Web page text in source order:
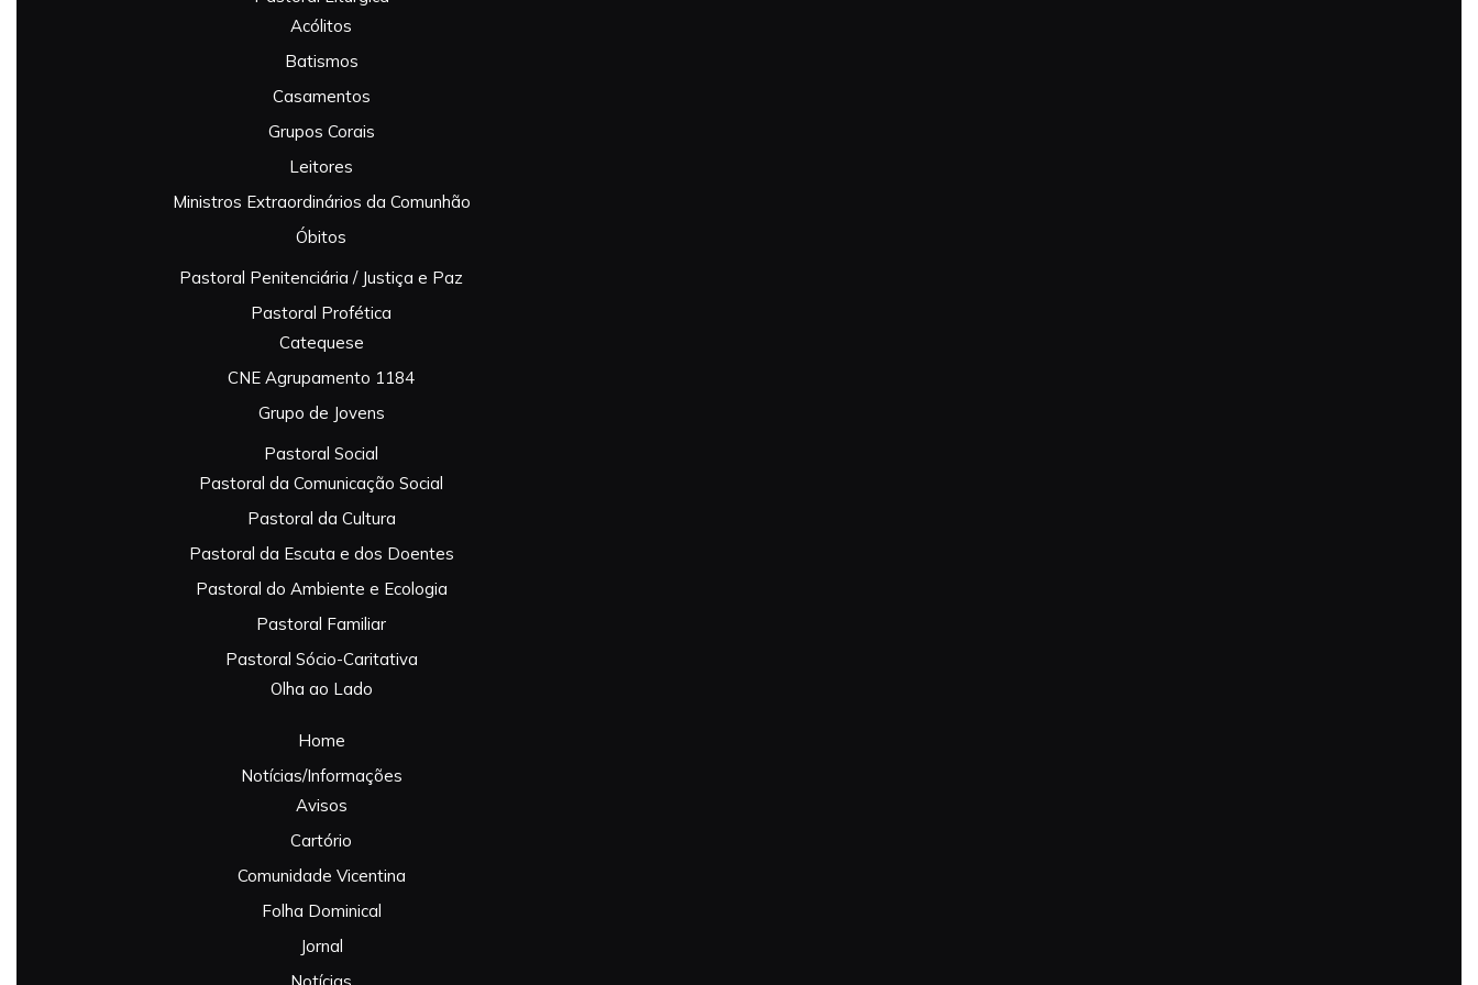
Acólitos
Batismos
Casamentos
Grupos Corais
Leitores
Ministros Extraordinários da Comunhão
Óbitos
Pastoral Penitenciária / Justiça e Paz
Pastoral Profética
Catequese
CNE Agrupamento 1184
Grupo de Jovens
Pastoral Social
Pastoral da Comunicação Social
Pastoral da Cultura
Pastoral da Escuta e dos Doentes
Pastoral do Ambiente e Ecologia
Pastoral Familiar
Pastoral Sócio-Caritativa
Olha ao Lado
Home
Notícias/Informações
Avisos
Cartório
Comunidade Vicentina
Folha Dominical
Jornal